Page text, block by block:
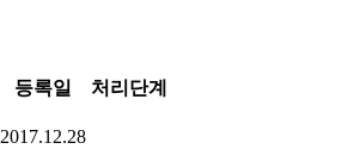
등록일 처리단계
2017.12.28